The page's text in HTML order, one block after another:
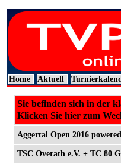
Home Aktuell
Sie befinden sich in der
Klicken Sie hier zum
Aggertal Open 2016
TSC Overath e.V. + TC 80